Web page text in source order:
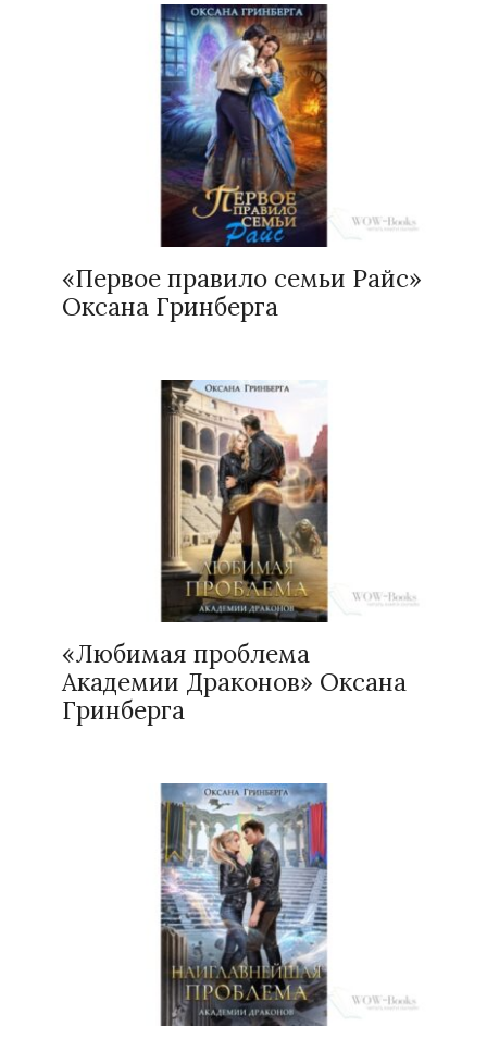
«Первое правило семьи Райс»
Оксана Гринберга
«Любимая проблема
Академии Драконов» Оксана
Гринберга